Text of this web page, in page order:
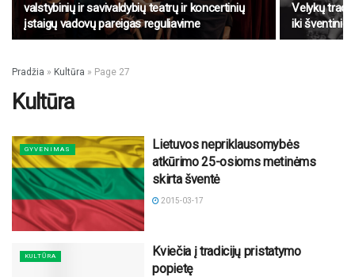
valstybinių ir savivaldybių teatrų ir koncertinių
įstaigų vadovų pareigas reguliavime
Velykų
iki šventinio
Pradžia » Kultūra » Page 27
Kultūra
GYVENIMAS
Lietuvos nepriklausomybės
atkūrimo 25-osioms metinėms
skirta šventė
2015-03-17
KULTŪRA
Kviečia į tradicijų pristatymo
popietę